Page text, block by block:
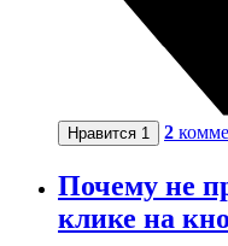
Нравится 1 2
Почему не
клике на